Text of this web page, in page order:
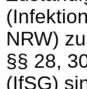
NRW)
§§ 28,
(IfSG)